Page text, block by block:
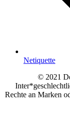
Netiquette
© 2021
Rechte an Marken